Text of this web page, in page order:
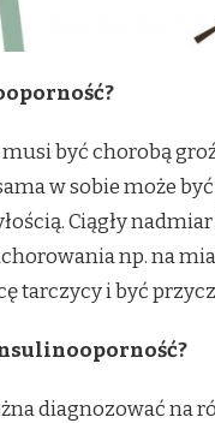
być chorobą
w sobie może
Ciągły
np. na
tarczycy i być
diagnozować na